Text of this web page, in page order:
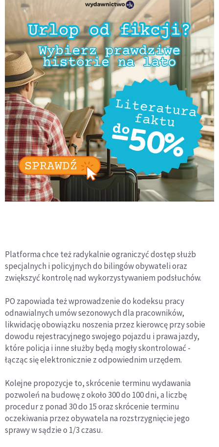
Platforma chce też radykalnie ograniczyć dostęp służb
specjalnych i policyjnych do bilingów obywateli oraz
zwiększyć kontrolę nad wykorzystywaniem podsłuchów.
PO zapowiada też wprowadzenie do kodeksu pracy
odnawialnych umów sezonowych dla pracowników,
likwidację obowiązku noszenia przez kierowcę przy sobie
dowodu rejestracyjnego swojego pojazdu i prawa jazdy,
które policja i inne służby będą mogły skontrolować -
łącząc się elektronicznie z odpowiednim urzędem.
Kolejne propozycje to, skrócenie terminu wydawania
pozwoleń na budowę z około 300 do 100 dni, a liczbę
procedur z ponad 30 do 15 oraz skrócenie terminu
oczekiwania przez obywatela na rozstrzygnięcie jego
sprawy w sądzie o 1/3 czasu.